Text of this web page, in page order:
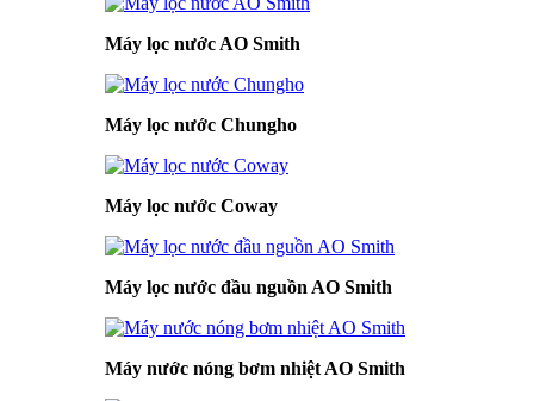
Máy lọc nước AO Smith
Máy lọc nước Chungho
Máy lọc nước Coway
Máy lọc nước đầu nguồn AO Smith
Máy nước nóng bơm nhiệt AO Smith